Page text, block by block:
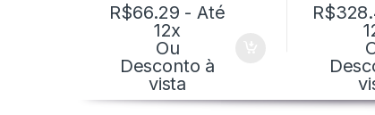
R$66.29 - Até
12x
Ou
Desconto à
vista
R$